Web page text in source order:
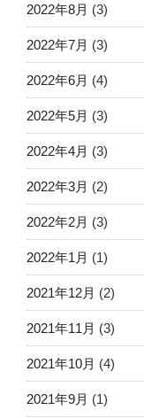
2022年8月 (3)
2022年7月 (3)
2022年6月 (4)
2022年5月 (3)
2022年4月 (3)
2022年3月 (2)
2022年2月 (3)
2022年1月 (1)
2021年12月 (2)
2021年11月 (3)
2021年10月 (4)
2021年9月 (1)